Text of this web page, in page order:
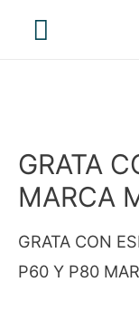
Menú
GRATA
MARCA
GRATA CON
P60 Y P80